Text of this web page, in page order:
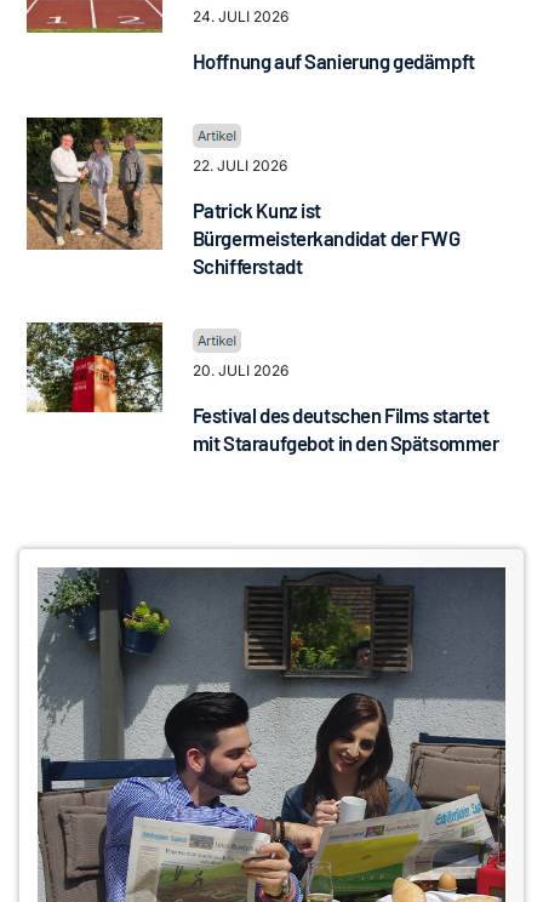
24. JULI 2026
Hoffnung auf Sanierung gedämpft
22. JULI 2026
Patrick Kunz ist
Bürgermeisterkandidat der FWG
Schifferstadt
20. JULI 2026
Festival des deutschen Films startet
mit Staraufgebot in den Spätsommer